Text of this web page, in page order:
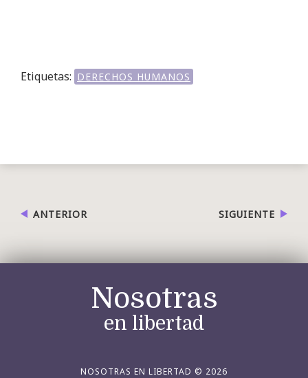
Etiquetas: DERECHOS HUMANOS
ANTERIOR SIGUIENTE
Nosotras
en libertad
NOSOTRAS EN LIBERTAD © 2026